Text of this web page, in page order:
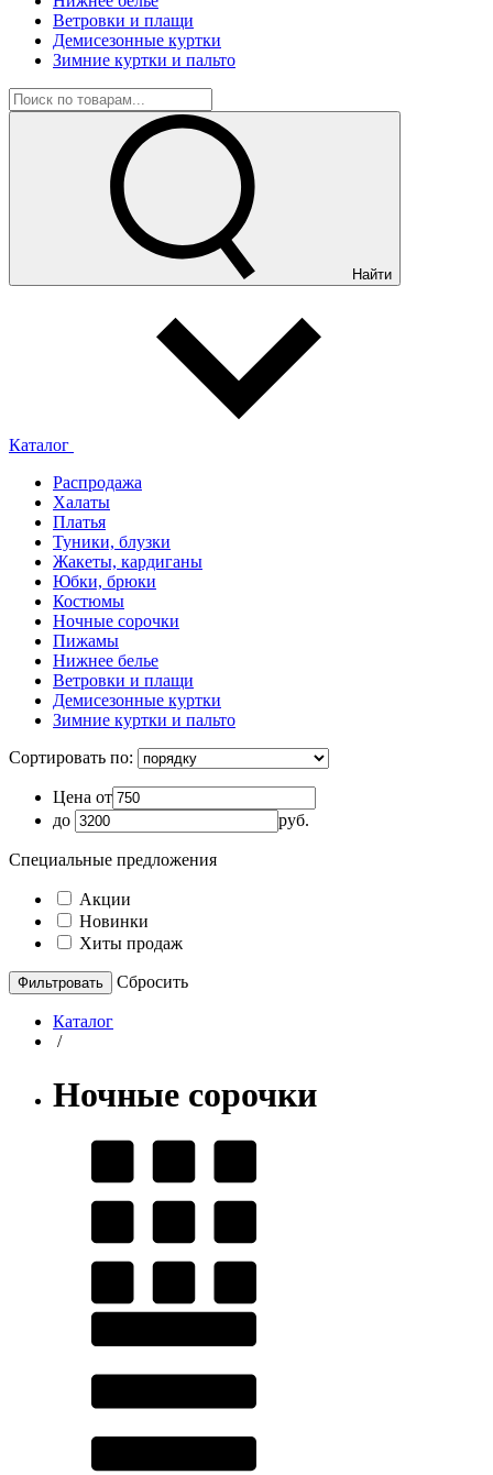
Ветровки и плащи
Демисезонные куртки
Зимние куртки и пальто
Найти
Каталог
Распродажа
Халаты
Платья
Туники, блузки
Жакеты, кардиганы
Юбки, брюки
Костюмы
Ночные сорочки
Пижамы
Нижнее белье
Ветровки и плащи
Демисезонные куртки
Зимние куртки и пальто
Сортировать по:
Цена от
до
руб.
Специальные предложения
Акции
Новинки
Хиты продаж
Cбросить
Каталог
/
Ночные сорочки